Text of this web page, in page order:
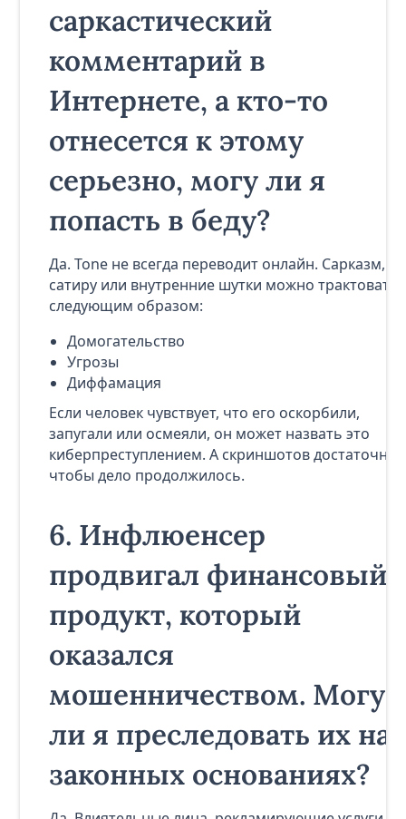
саркастический
комментарий в
Интернете, а кто-то
отнесется к этому
серьезно, могу ли я
попасть в беду?
Да. Tone не всегда переводит онлайн. Сарказм,
сатиру или внутренние шутки можно трактовать
следующим образом:
Домогательство
Угрозы
Диффамация
Если человек чувствует, что его оскорбили,
запугали или осмеяли, он может назвать это
киберпреступлением. А скриншотов достаточно,
чтобы дело продолжилось.
6. Инфлюенсер
продвигал финансовый
продукт, который
оказался
мошенничеством. Могу
ли я преследовать их на
законных основаниях?